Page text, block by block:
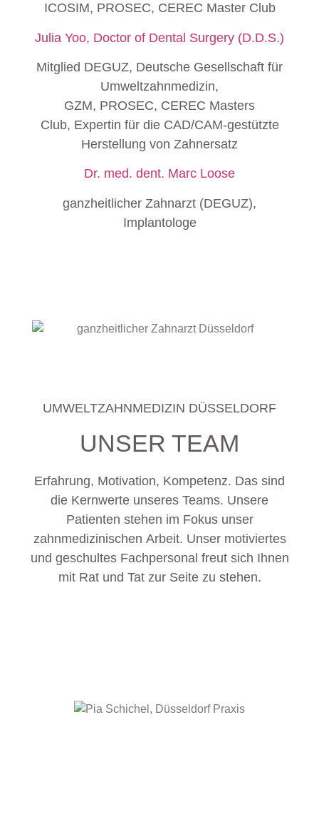
ICOSIM, PROSEC, CEREC Master Club
Julia Yoo, Doctor of Dental Surgery (D.D.S.)
Mitglied DEGUZ, Deutsche Gesellschaft für
Umweltzahnmedizin,
GZM, PROSEC, CEREC Masters
Club, Expertin für die CAD/CAM-gestützte
Herstellung von Zahnersatz
Dr. med. dent. Marc Loose
ganzheitlicher Zahnarzt (DEGUZ),
Implantologe
UMWELTZAHNMEDIZIN DÜSSELDORF
UNSER TEAM
Erfahrung, Motivation, Kompetenz. Das sind
die Kernwerte unseres Teams. Unsere
Patienten stehen im Fokus unser
zahnmedizinischen Arbeit. Unser motiviertes
und geschultes Fachpersonal freut sich Ihnen
mit Rat und Tat zur Seite zu stehen.